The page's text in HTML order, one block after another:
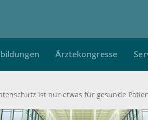
Ärztekongresse
ist nur etwas für gesunde